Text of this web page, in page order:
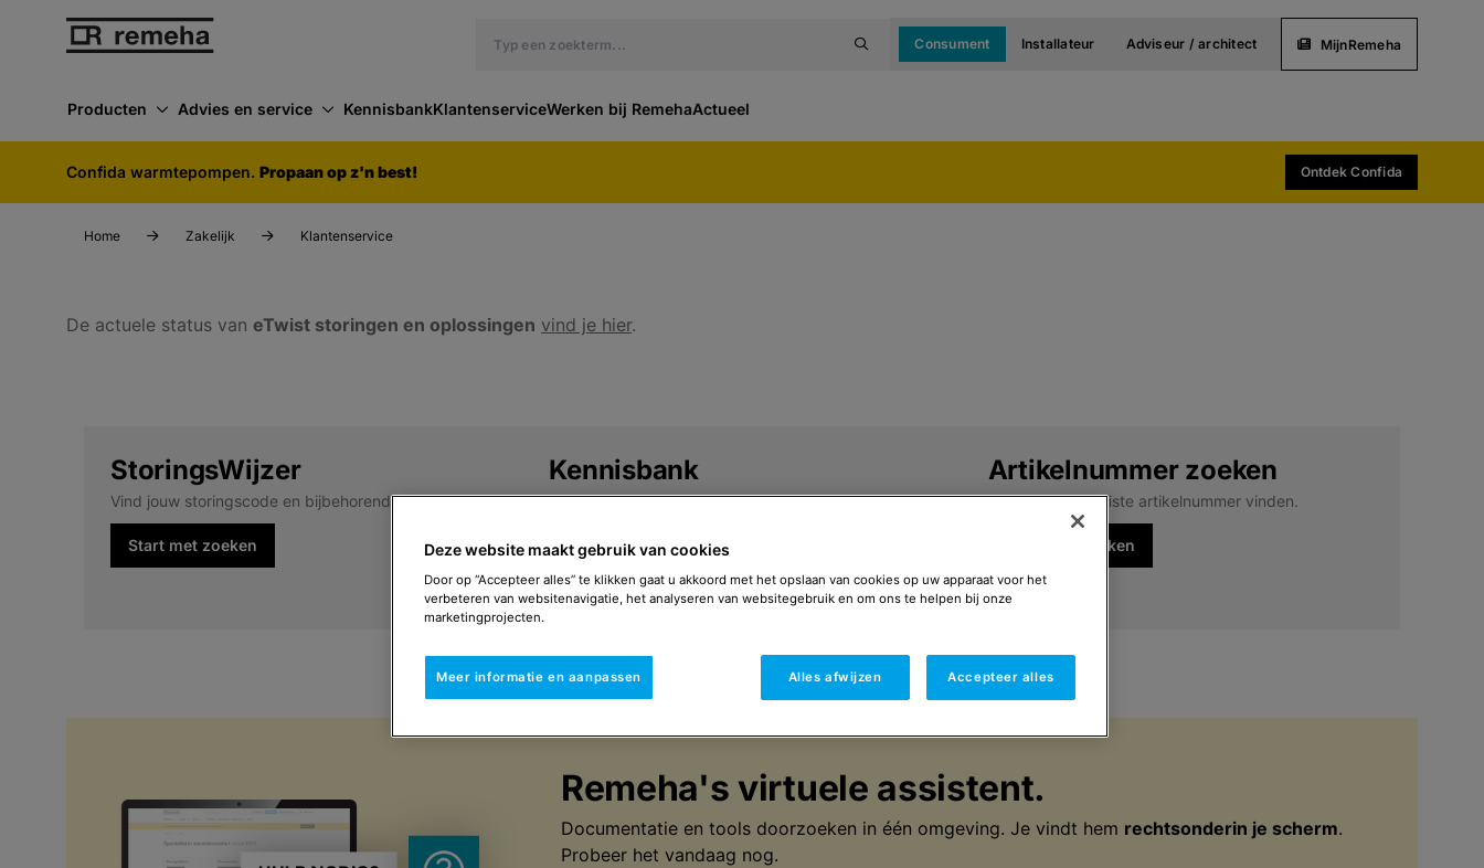
Consument Installateur Adviseur / architect MijnRemeha
Producten Advies en service KennisbankKlantenserviceWerken bij RemehaActueel
Confida warmtepompen. Propaan op z'n best! Ontdek Confida
Home Zakelijk Klantenservice
De actuele status van eTwist storingen en oplossingen vind je hier.
StoringsWijzer
Vind jouw storingscode en bijbehorende oplossing.
Start met zoeken
Kennisbank
Antwoord op veel vragen rondom Remeha
Naar de kennisbank
Artikelnummer zoeken
Eenvoudig het juiste artikelnummer vinden.
Start met zoeken
Remeha's virtuele assistent.
Documentatie en tools doorzoeken in één omgeving. Je vindt hem rechtsonderin je scherm.
Probeer het vandaag nog.
Deze website maakt gebruik van cookies
Door op “Accepteer alles” te klikken gaat u akkoord met het opslaan van cookies op uw apparaat voor het
verbeteren van websitenavigatie, het analyseren van websitegebruik en om ons te helpen bij onze
marketingprojecten.
Meer informatie en aanpassen Alles afwijzen Accepteer alles